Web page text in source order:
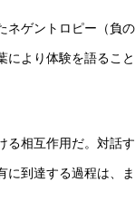
ゲントロピー（負
より体験を語るこ
相互作用だ。対話
到達する過程は、